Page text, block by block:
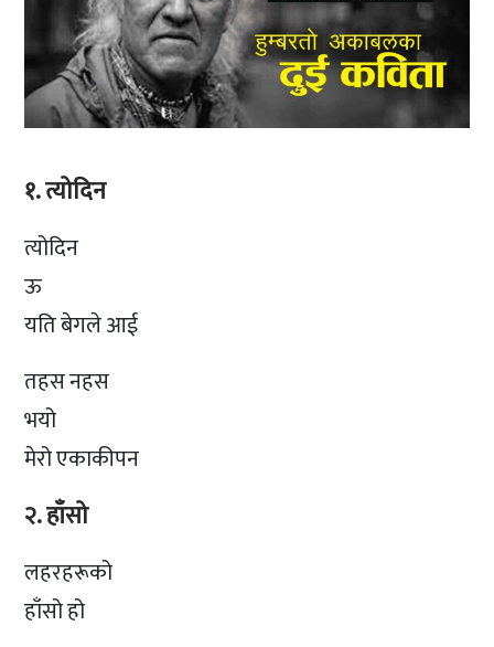
१. त्योदिन
त्योदिन
ऊ
यति बेगले आई
तहस नहस
भयो
मेरो एकाकीपन
२. हाँसो
लहरहरूको
हाँसो हो